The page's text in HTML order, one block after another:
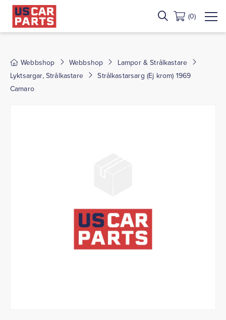
(0)
Webbshop Webbshop
Lampor & Strålkastare
Lyktsargar, Strålkastare
Strålkastarsarg (Ej krom) 1969
Camaro